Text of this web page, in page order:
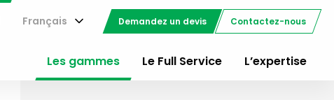
Français Demandez un devis Contactez-nous
Les gammes Le Full Service L’expertise